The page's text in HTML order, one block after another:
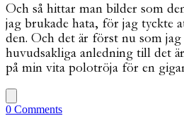
Och så hittar man bilder som
jag brukade hata, för jag tyckte
den. Och det är först nu som
huvudsakliga anledning till det
på min vita polotröja för en
0 Comments